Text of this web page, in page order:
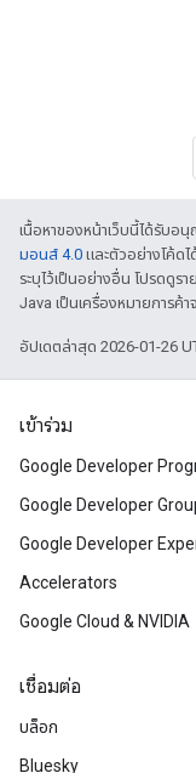
เนื้อหาของหน้าเว็บนี้ได้รับอ
มอนส์ 4.0 และตัวอย่างโค้ด
ระบุไว้เป็นอย่างอื่น โปรดดูรา
Java เป็นเครื่องหมายการค้
อัปเดตล่าสุด 2026-01-26
เข้าร่วม
Google Developer
Google Developer
Google Developer
Accelerators
Google Cloud & NVIDIA
เชื่อมต่อ
บล็อก
Bluesky